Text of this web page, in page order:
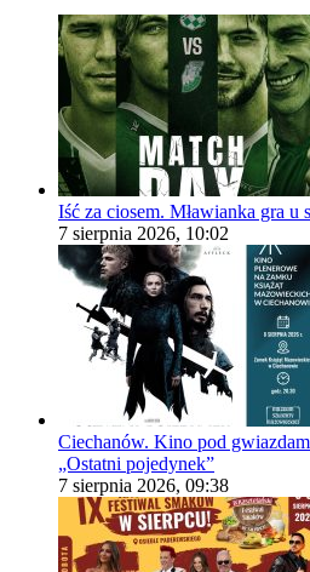
Iść za ciosem. Mławianka gra u
7 sierpnia 2026, 10:02
Ciechanów. Kino pod
„Ostatni pojedynek”
7 sierpnia 2026, 09:38